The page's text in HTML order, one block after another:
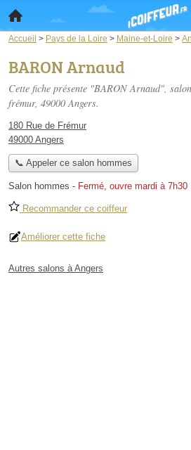
Accueil > Pays de la Loire > Maine-et-Loire >
BARON Arnaud
Cette fiche présente "BARON Arnaud",
frémur, 49000 Angers.
180 Rue de Frémur
49000 Angers
📞 Appeler ce salon hommes
Salon hommes - Fermé, ouvre mardi à 7h30
Recommander ce coiffeur
Améliorer cette fiche
Autres salons à Angers